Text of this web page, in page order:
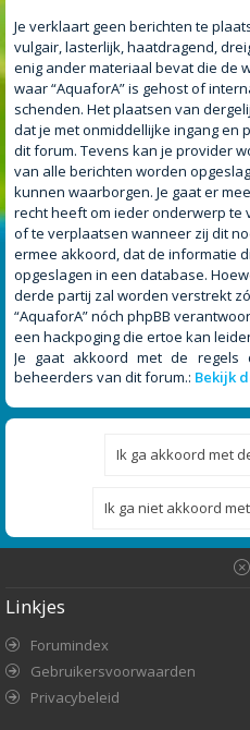
Je verklaart geen berichten te
vulgair, lasterlijk, haatdragend,
enig ander materiaal bevat die de
waar “AquaforA” is gehost of
schenden. Het plaatsen van
dat je met onmiddellijke ingang en
dit forum. Tevens kan je provider
van alle berichten worden
kunnen waarborgen. Je gaat er
recht heeft om ieder onderwerp te
of te verplaatsen wanneer zij dit
ermee akkoord, dat de informatie
opgeslagen in een database.
derde partij zal worden verstrekt
“AquaforA” nóch phpBB
een hackpoging die ertoe kan
Je gaat akkoord met de regels
beheerders van dit forum.: Bekijk
Linkjes
Forumindex
Gebruikersvoorwaarden
Privacybeleid